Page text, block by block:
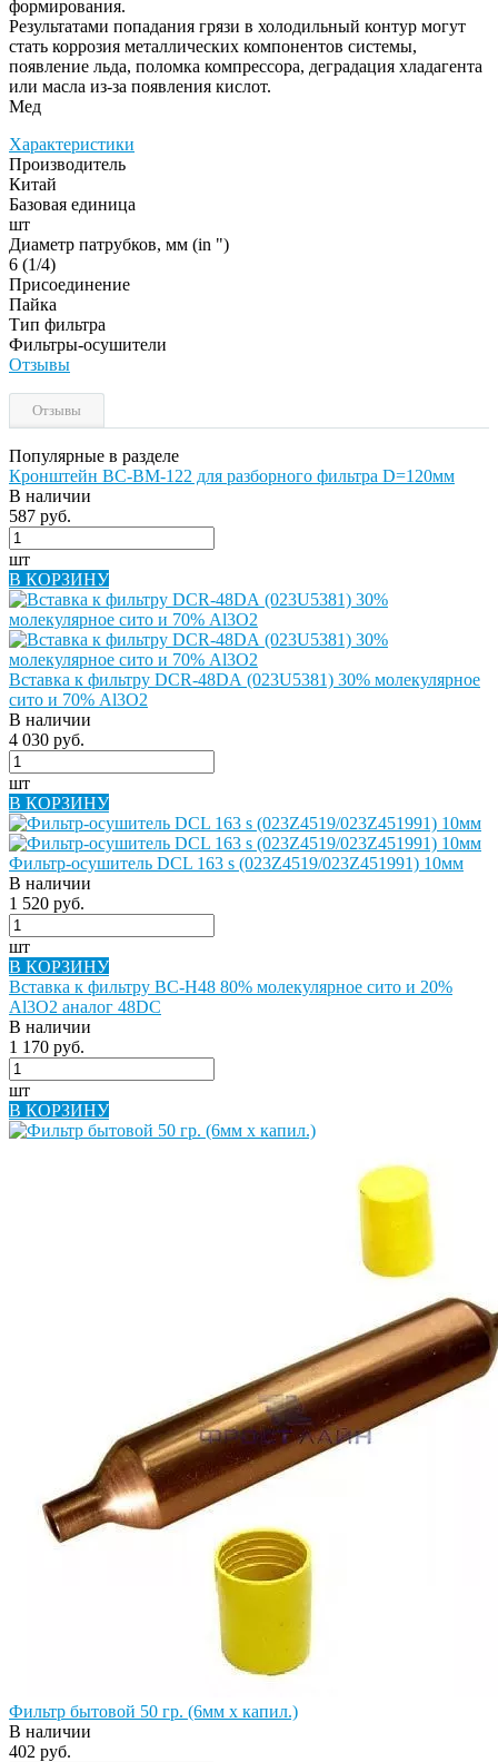
формирования.
Результатами попадания грязи в холодильный контур могут
стать коррозия металлических компонентов системы,
появление льда, поломка компрессора, деградация хладагента
или масла из-за появления кислот.
Мед
Характеристики
Производитель
Китай
Базовая единица
шт
Диаметр патрубков, мм (in ")
6 (1/4)
Присоединение
Пайка
Тип фильтра
Фильтры-осушители
Отзывы
Отзывы
Популярные в разделе
Кронштейн BC-BM-122 для разборного фильтра D=120мм
В наличии
587 руб.
шт
В КОРЗИНУ
Вставка к фильтру DCR-48DА (023U5381) 30% молекулярное
сито и 70% Al3O2
В наличии
4 030 руб.
шт
В КОРЗИНУ
Фильтр-осушитель DCL 163 s (023Z4519/023Z451991) 10мм
В наличии
1 520 руб.
шт
В КОРЗИНУ
Вставка к фильтру BC-H48 80% молекулярное сито и 20%
Al3O2 аналог 48DC
В наличии
1 170 руб.
шт
В КОРЗИНУ
Фильтр бытовой 50 гр. (6мм х капил.)
В наличии
402 руб.